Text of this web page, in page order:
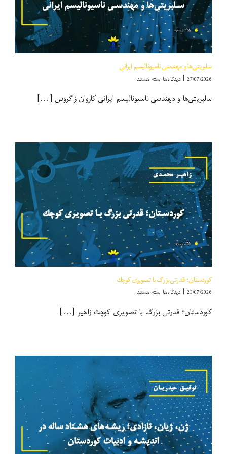
سلبریتی‌ها و مهندسی ناسیونالیسم ایرانی
27/07/2026
| دیدگاه‌ها برای
و
بسته هستند
سلبریتی‌ها و مهندسی ناسیونالیسم ایرانی کاروان زاگروس [...]
كوردستان؛ قدرتی بزرگ با تصویری كوچك
23/07/2026
| دیدگاه‌ها برای
قدرتی
بسته هستند
كوردستان؛ قدرتی بزرگ با تصویری كوچك زاهیر [...]